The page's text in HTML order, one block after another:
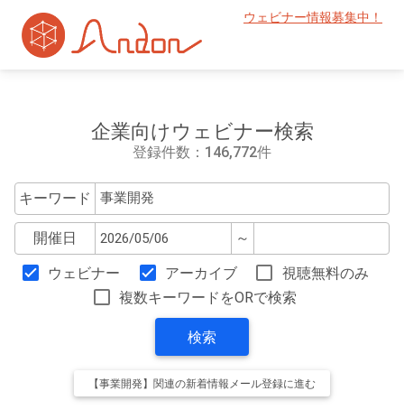
ウェビナー情報募集中！
企業向けウェビナー検索
登録件数：146,772件
キーワード
開催日 ～
ウェビナー アーカイブ
視聴無料のみ
複数キーワードをORで検索
検索
【事業開発】関連の新着情報メール登録に進む